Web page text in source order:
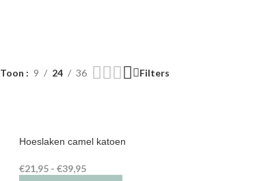
Toon 9 24 36 Filters
Hoeslaken camel katoen
€21,95 - €39,95